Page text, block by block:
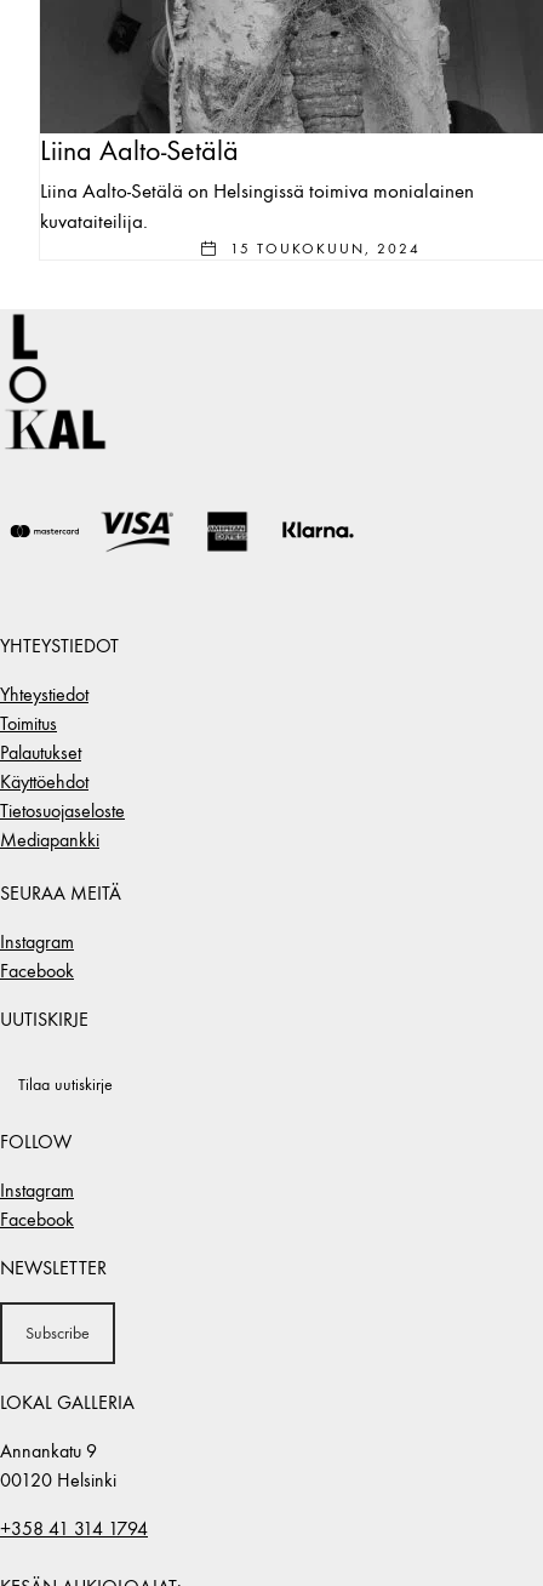
Liina Aalto-Setälä
Liina Aalto-Setälä on Helsingissä toimiva monialainen
kuvataiteilija.
15 TOUKOKUUN, 2024
YHTEYSTIEDOT
Yhteystiedot
Toimitus
Palautukset
Käyttöehdot
Tietosuojaseloste
Mediapankki
SEURAA MEITÄ
Instagram
Facebook
UUTISKIRJE
Tilaa uutiskirje
FOLLOW
Instagram
Facebook
NEWSLETTER
Subscribe
LOKAL GALLERIA
Annankatu 9
00120 Helsinki
+358 41 314 1794